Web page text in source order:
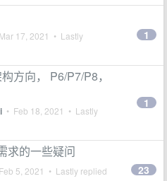
Mar 17, 2021 • Lastly
1
方向， P6/P7/P8，
• Feb 18, 2021 • Lastly
1
求的一些疑问
Feb 5, 2021 • Lastly replied
23